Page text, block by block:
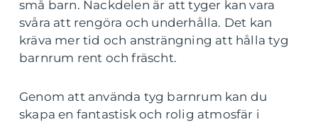
små barn. Nackdelen är att tyger kan vara
svåra att rengöra och underhålla. Det kan
kräva mer tid och ansträngning att hålla tyg
barnrum rent och fräscht.
Genom att använda tyg barnrum kan du
skapa en fantastisk och rolig atmosfär i